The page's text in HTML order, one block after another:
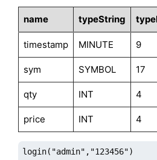
name typeString
timestamp MINUTE 9
sym SYMBOL 17
qty INT 4
price INT 4
login("admin","123456")